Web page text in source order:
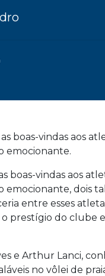
boas-vindas aos
emocionante.
boas-vindas aos
dois
entre esses
o prestígio do clube
e Arthur Lanci,
no vôlei de